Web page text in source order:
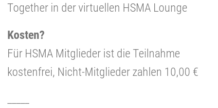
Together in der virtuellen HSMA Lounge
Kosten?
Für HSMA Mitglieder ist die Teilnahme
kostenfrei, Nicht-Mitglieder zahlen 10,00 €